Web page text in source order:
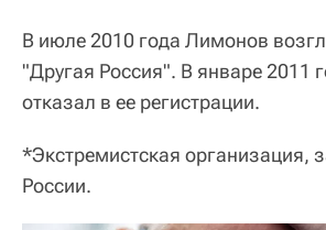
В июле 2010 года Лимонов
"Другая Россия". В январе 2011
отказал в ее регистрации.
*Экстремистская организация,
России.